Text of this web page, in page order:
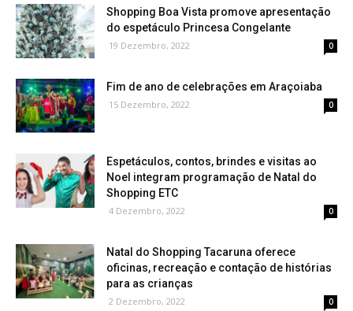
Shopping Boa Vista promove apresentação
do espetáculo Princesa Congelante
19 Dezembro, 2022 0
Fim de ano de celebrações em Araçoiaba
15 Dezembro, 2022 0
Espetáculos, contos, brindes e visitas ao
Noel integram programação de Natal do
Shopping ETC
4 Dezembro, 2022 0
Natal do Shopping Tacaruna oferece
oficinas, recreação e contação de histórias
para as crianças
2 Dezembro, 2022 0